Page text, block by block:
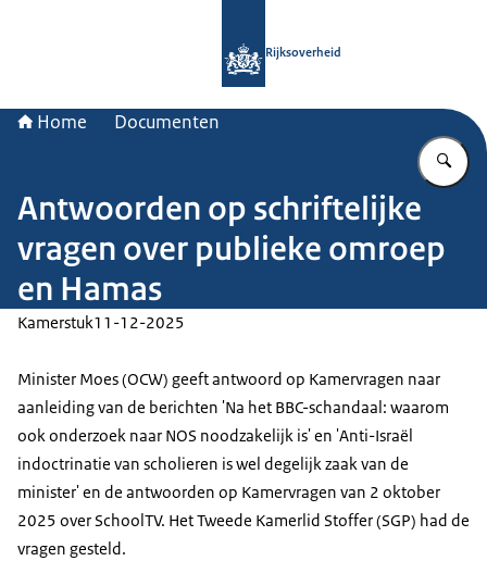
Rijksoverheid
Home Documenten
Antwoorden op schriftelijke
vragen over publieke omroep
en Hamas
Kamerstuk11-12-2025
Minister Moes (OCW) geeft antwoord op Kamervragen naar
aanleiding van de berichten 'Na het BBC-schandaal: waarom
ook onderzoek naar NOS noodzakelijk is' en 'Anti-Israël
indoctrinatie van scholieren is wel degelijk zaak van de
minister' en de antwoorden op Kamervragen van 2 oktober
2025 over SchoolTV. Het Tweede Kamerlid Stoffer (SGP) had de
vragen gesteld.